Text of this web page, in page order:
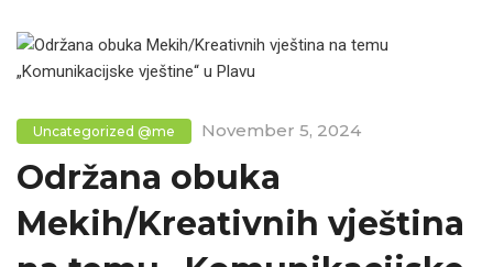
Uncategorized @me November 5, 2024
Održana obuka
Mekih/Kreativnih vještina